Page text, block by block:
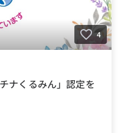
4
ナくるみん」認定を